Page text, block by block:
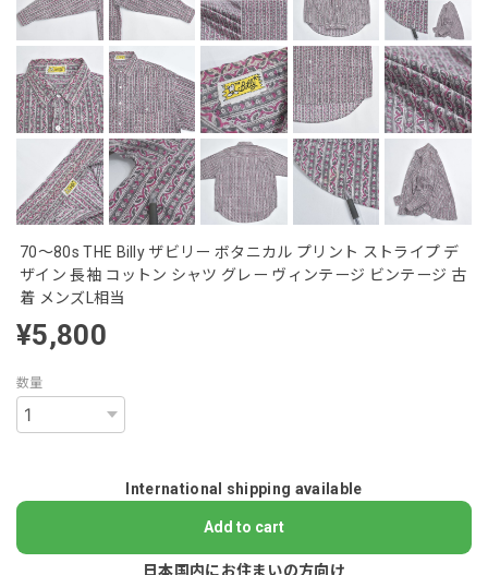
70～80s THE Billy ザビリー ボタニカル プリント ストライプ デ
ザイン 長袖 コットン シャツ グレー ヴィンテージ ビンテージ 古
着 メンズL相当
¥5,800
数量
International shipping available
Add to cart
日本国内にお住まいの方向け